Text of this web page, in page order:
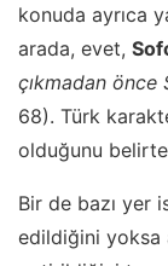
konuda ayrıca
arada, evet,
çıkmadan önce
68). Türk
olduğunu
Bir de bazı yer
edildiğini yoksa